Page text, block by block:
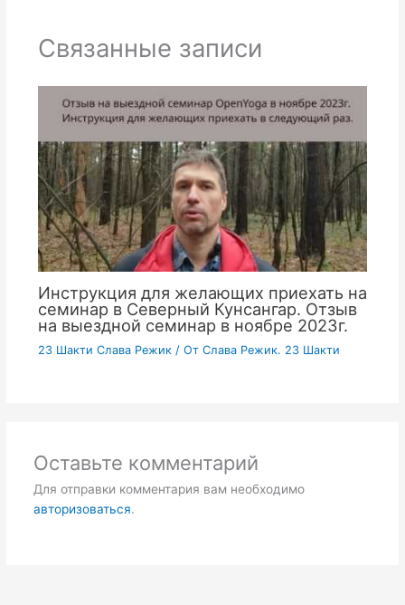
Связанные записи
Инструкция для желающих приехать на
семинар в Северный Кунсангар. Отзыв
на выездной семинар в ноябре 2023г.
23 Шакти Слава Режик/ От Слава Режик. 23 Шакти
Оставьте комментарий
Для отправки комментария вам необходимо
авторизоваться.